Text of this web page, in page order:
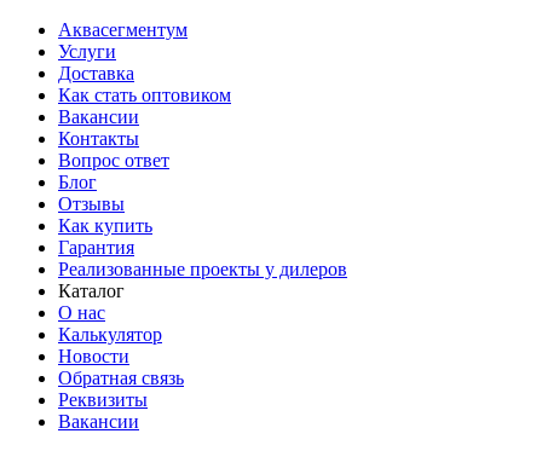
Аквасегментум
Услуги
Доставка
Как стать оптовиком
Вакансии
Контакты
Вопрос ответ
Блог
Отзывы
Как купить
Гарантия
Реализованные проекты у дилеров
Каталог
О нас
Калькулятор
Новости
Обратная связь
Реквизиты
Вакансии